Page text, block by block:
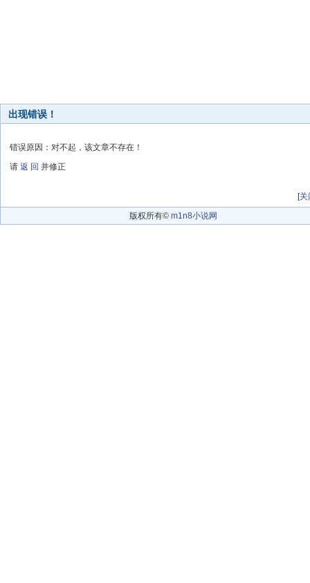
出现错误！
错误原因：对不起，该文章不存在！
请 返 回 并修正
[关
版权所有© m1n8小说网